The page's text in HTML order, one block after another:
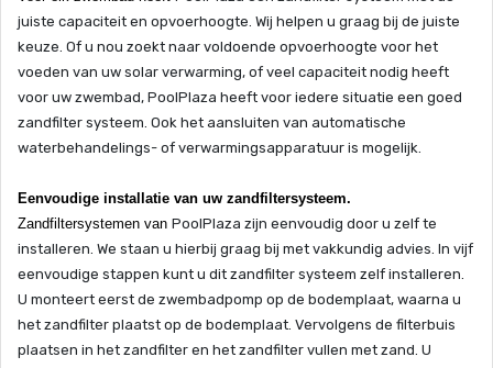
juiste capaciteit en opvoerhoogte. Wij helpen u graag bij de juiste
keuze. Of u nou zoekt naar voldoende opvoerhoogte voor het
voeden van uw solar verwarming, of veel capaciteit nodig heeft
voor uw zwembad, PoolPlaza heeft voor iedere situatie een goed
zandfilter systeem. Ook het aansluiten van automatische
waterbehandelings- of verwarmingsapparatuur is mogelijk.
Eenvoudige installatie van uw zandfiltersysteem.
Zandfiltersystemen van PoolPlaza zijn eenvoudig door u zelf te
installeren. We staan u hierbij graag bij met vakkundig advies. In vijf
eenvoudige stappen kunt u dit zandfilter systeem zelf installeren.
U monteert eerst de zwembadpomp op de bodemplaat, waarna u
het zandfilter plaatst op de bodemplaat. Vervolgens de filterbuis
plaatsen in het zandfilter en het zandfilter vullen met zand. U